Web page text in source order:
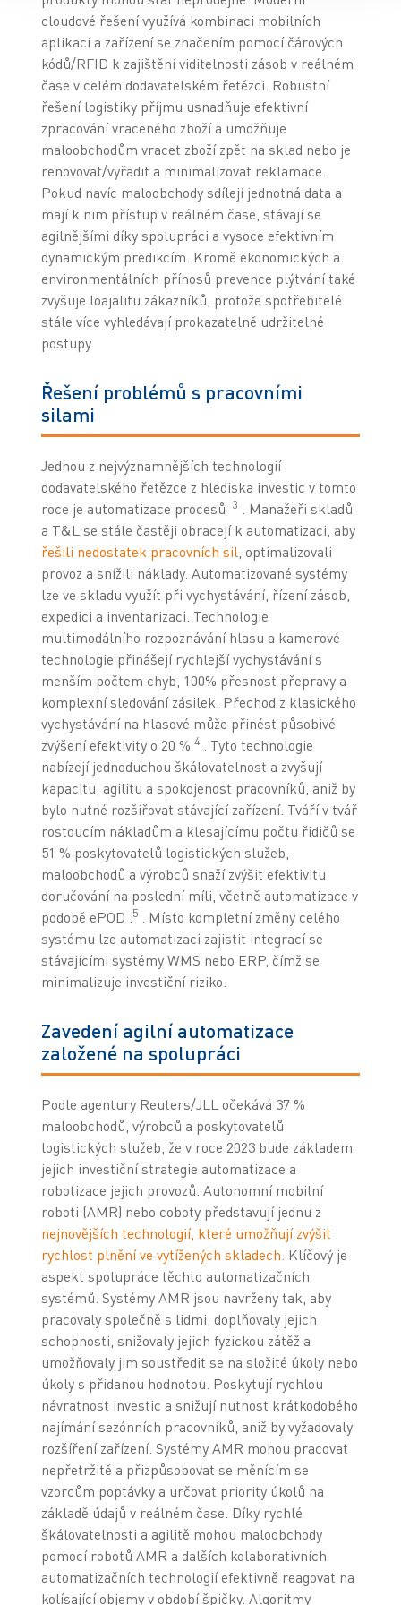
cloudové řešení využívá kombinaci mobilních
aplikací a zařízení se značením pomocí čárových
kódů/RFID k zajištění viditelnosti zásob v reálném
čase v celém dodavatelském řetězci. Robustní
řešení logistiky příjmu usnadňuje efektivní
zpracování vraceného zboží a umožňuje
maloobchodům vracet zboží zpět na sklad nebo je
renovovat/vyřadit a minimalizovat reklamace.
Pokud navíc maloobchody sdílejí jednotná data a
mají k nim přístup v reálném čase, stávají se
agilnějšími díky spolupráci a vysoce efektivním
dynamickým predikcím. Kromě ekonomických a
environmentálních přínosů prevence plýtvání také
zvyšuje loajalitu zákazníků, protože spotřebitelé
stále více vyhledávají prokazatelně udržitelné
postupy.
Řešení problémů s pracovními
silami
Jednou z nejvýznamnějších technologií
dodavatelského řetězce z hlediska investic v tomto
roce je automatizace procesů 3 . Manažeři skladů
a T&L se stále častěji obracejí k automatizaci, aby
řešili nedostatek pracovních sil, optimalizovali
provoz a snížili náklady. Automatizované systémy
lze ve skladu využít při vychystávání, řízení zásob,
expedici a inventarizaci. Technologie
multimodálního rozpoznávání hlasu a kamerové
technologie přinášejí rychlejší vychystávání s
menším počtem chyb, 100% přesnost přepravy a
komplexní sledování zásilek. Přechod z klasického
vychystávání na hlasové může přinést působivé
zvýšení efektivity o 20 % 4. Tyto technologie
nabízejí jednoduchou škálovatelnost a zvyšují
kapacitu, agilitu a spokojenost pracovníků, aniž by
bylo nutné rozšiřovat stávající zařízení. Tváří v tvář
rostoucím nákladům a klesajícímu počtu řidičů se
51 % poskytovatelů logistických služeb,
maloobchodů a výrobců snaží zvýšit efektivitu
doručování na poslední míli, včetně automatizace v
podobě ePOD .5. Místo kompletní změny celého
systému lze automatizaci zajistit integrací se
stávajícími systémy WMS nebo ERP, čímž se
minimalizuje investiční riziko.
Zavedení agilní automatizace
založené na spolupráci
Podle agentury Reuters/JLL očekává 37 %
maloobchodů, výrobců a poskytovatelů
logistických služeb, že v roce 2023 bude základem
jejich investiční strategie automatizace a
robotizace jejich provozů. Autonomní mobilní
roboti (AMR) nebo coboty představují jednu z
nejnovějších technologií, které umožňují zvýšit
rychlost plnění ve vytížených skladech. Klíčový je
aspekt spolupráce těchto automatizačních
systémů. Systémy AMR jsou navrženy tak, aby
pracovaly společně s lidmi, doplňovaly jejich
schopnosti, snižovaly jejich fyzickou zátěž a
umožňovaly jim soustředit se na složité úkoly nebo
úkoly s přidanou hodnotou. Poskytují rychlou
návratnost investic a snižují nutnost krátkodobého
najímání sezónních pracovníků, aniž by vyžadovaly
rozšíření zařízení. Systémy AMR mohou pracovat
nepřetržitě a přizpůsobovat se měnícím se
vzorcům poptávky a určovat priority úkolů na
základě údajů v reálném čase. Díky rychlé
škálovatelnosti a agilitě mohou maloobchody
pomocí robotů AMR a dalších kolaborativních
automatizačních technologií efektivně reagovat na
kolísající objemy v období špičky. Algoritmy